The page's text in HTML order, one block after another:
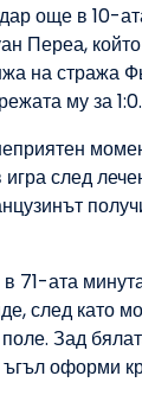
още в 10-
Переа,
на стража
му за 1:0.
след
71-ата
след като
Зад
оформи